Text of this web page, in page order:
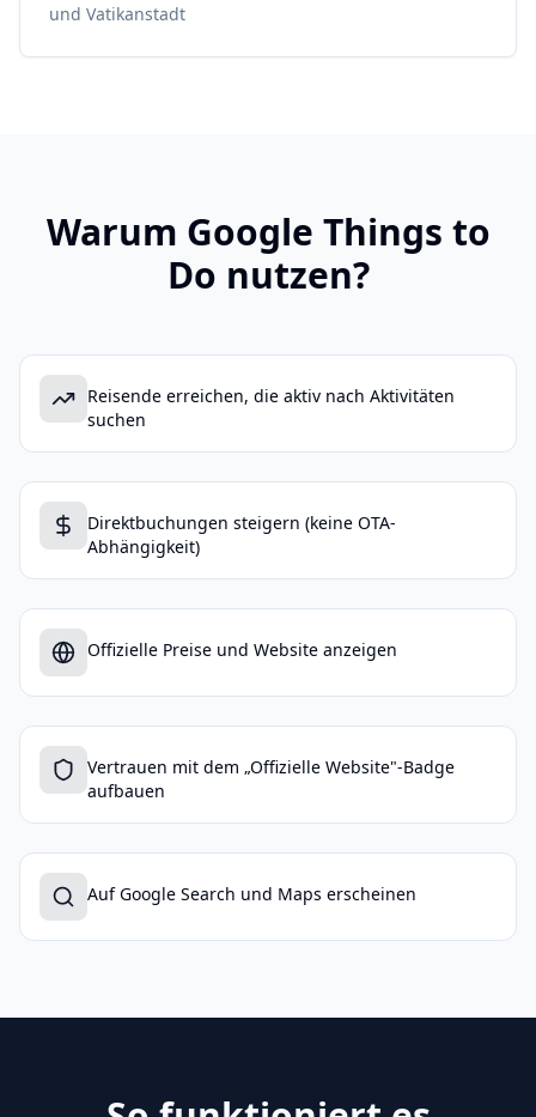
und Vatikanstadt
Warum Google Things to
Do nutzen?
Reisende erreichen, die aktiv nach Aktivitäten
suchen
Direktbuchungen steigern (keine OTA-
Abhängigkeit)
Offizielle Preise und Website anzeigen
Vertrauen mit dem „Offizielle Website"-Badge
aufbauen
Auf Google Search und Maps erscheinen